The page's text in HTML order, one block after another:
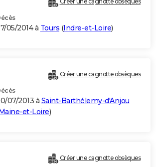
05/2014 à Tours (Indre-et-Loire)
Créer une cagnotte obsèques
07/2013 à Saint-Barthélemy-d'Anjou
et-Loire)
Créer une cagnotte obsèques